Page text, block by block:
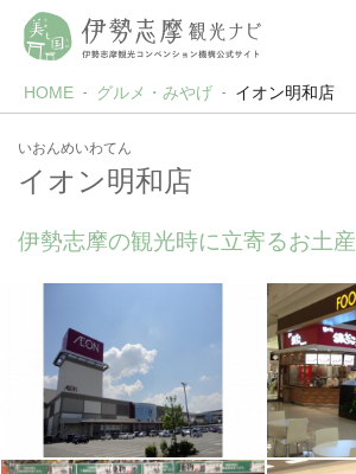
HOME グルメ・みやげ イオン明和店
いおんめいわてん
イオン明和店
伊勢志摩の観光時に立寄るお土